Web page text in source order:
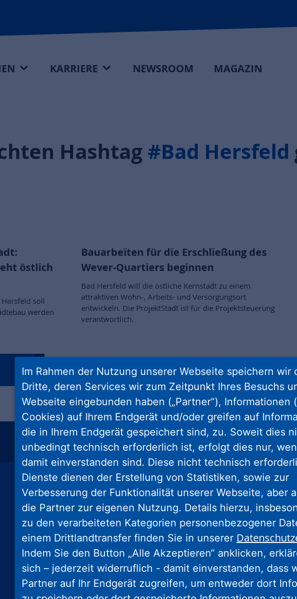
KARRIERE NEWSROOM MAGAZIN
Hashtag #Bad Hersfeld
östlich
soll
werden
Bauarbeiten für die Erschließung des
Wever-Quartiers beginnen
Bad Hersfeld will die östliche Kernstadt zu einem
attraktiven Wohn-, Arbeits- und Versorgungsort
entwickeln. Die ProjektStadt ist für die Projektsteuerung
verantwortlich.
instagramfacebook youtube linkedin
Nassauische Heimstätte Wohnungs- und
Entwicklungsgesellschaft mbH
Schaumainkai 47
60596 Frankfurt am Main
Tel.: 069 678674-0
Hinweis: Wegen Umbaumaßnahmen
Im Rahmen der Nutzung unserer Webseite speichern wir
Dritte, deren Services wir zum Zeitpunkt Ihres Besuchs
Webseite eingebunden haben („Partner“), Informationen
Cookies) auf Ihrem Endgerät und/oder greifen auf
die in Ihrem Endgerät gespeichert sind, zu. Soweit dies
unbedingt technisch erforderlich ist, erfolgt dies nur,
damit einverstanden sind. Diese nicht technisch
Dienste dienen der Erstellung von Statistiken, sowie zur
Verbesserung der Funktionalität unserer Webseite, aber
die Partner zur eigenen Nutzung. Details hierzu,
zu den verarbeiteten Kategorien personenbezogener
einem Drittlandtransfer finden Sie in unserer
Indem Sie den Button „Alle Akzeptieren“ anklicken,
sich – jederzeit widerruflich - damit einverstanden, dass
Partner auf Ihr Endgerät zugreifen, um entweder dort